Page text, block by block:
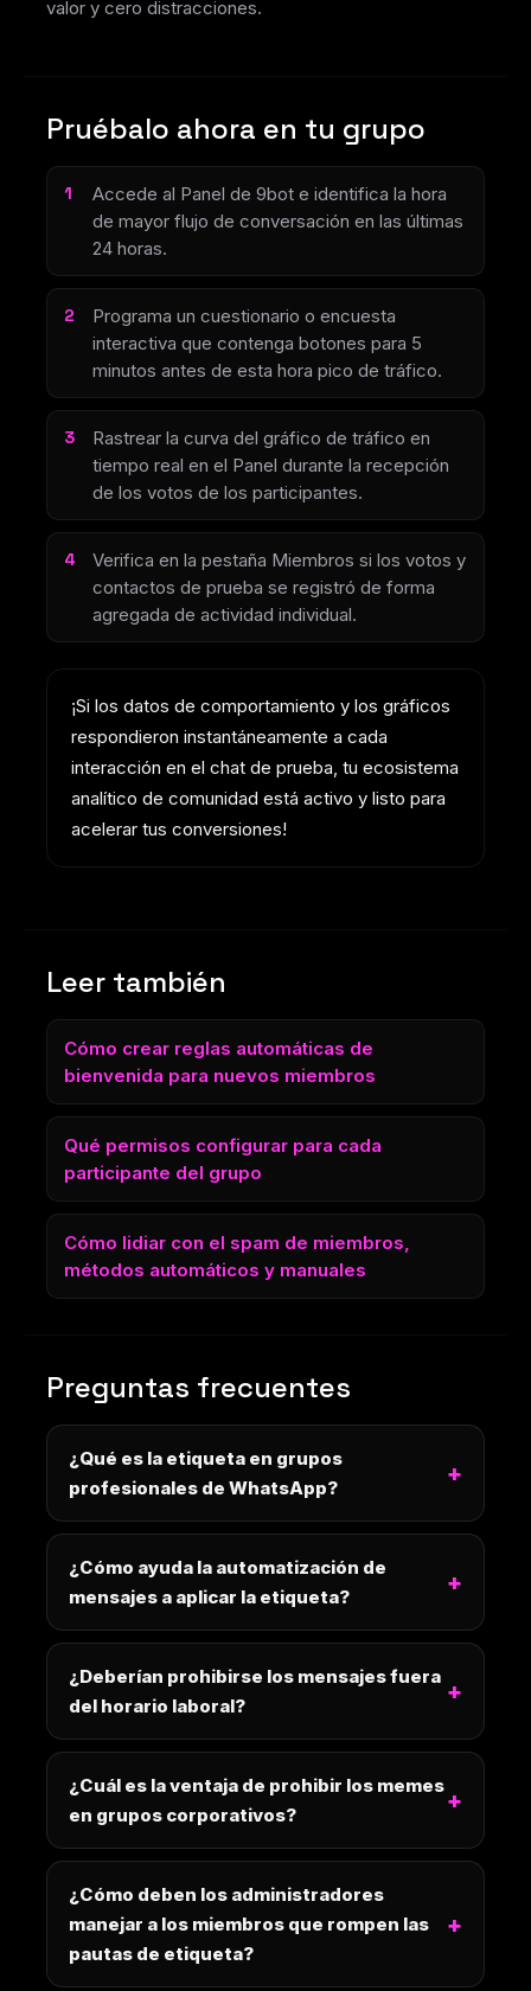
valor y cero distracciones.
Pruébalo ahora en tu grupo
Accede al Panel de 9bot e identifica la hora
de mayor flujo de conversación en las últimas
24 horas.
Programa un cuestionario o encuesta
interactiva que contenga botones para 5
minutos antes de esta hora pico de tráfico.
Rastrear la curva del gráfico de tráfico en
tiempo real en el Panel durante la recepción
de los votos de los participantes.
Verifica en la pestaña Miembros si los votos y
contactos de prueba se registró de forma
agregada de actividad individual.
¡Si los datos de comportamiento y los gráficos
respondieron instantáneamente a cada
interacción en el chat de prueba, tu ecosistema
analítico de comunidad está activo y listo para
acelerar tus conversiones!
Leer también
Cómo crear reglas automáticas de
bienvenida para nuevos miembros
Qué permisos configurar para cada
participante del grupo
Cómo lidiar con el spam de miembros,
métodos automáticos y manuales
Preguntas frecuentes
¿Qué es la etiqueta en grupos
profesionales de WhatsApp?
¿Cómo ayuda la automatización de
mensajes a aplicar la etiqueta?
¿Deberían prohibirse los mensajes fuera
del horario laboral?
¿Cuál es la ventaja de prohibir los memes
en grupos corporativos?
¿Cómo deben los administradores
manejar a los miembros que rompen las
pautas de etiqueta?